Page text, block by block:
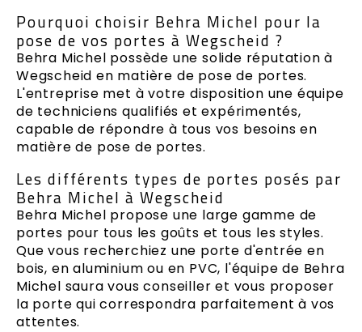
Pourquoi choisir Behra Michel pour la
pose de vos portes à Wegscheid ?
Behra Michel possède une solide réputation à
Wegscheid en matière de pose de portes.
L'entreprise met à votre disposition une équipe
de techniciens qualifiés et expérimentés,
capable de répondre à tous vos besoins en
matière de pose de portes.
Les différents types de portes posés par
Behra Michel à Wegscheid
Behra Michel propose une large gamme de
portes pour tous les goûts et tous les styles.
Que vous recherchiez une porte d'entrée en
bois, en aluminium ou en PVC, l'équipe de Behra
Michel saura vous conseiller et vous proposer
la porte qui correspondra parfaitement à vos
attentes.